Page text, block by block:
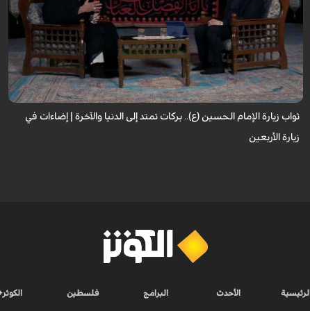
لا تقتصر زيارة الإمام الحسين (عليه السلام) على أداء شعيرةٍ إيمانية، بل تحمل في
طياتها ثوابًا عظيمًا وآثارًا مباركة تنعكس على حياة الزائر. فما هي النعم...
ثواب زيارة الإمام الحسين (ع).. بركات تمتد إلى الدنيا والآخرة | إضاءات في
زيارة الأربعين
الرئيسية الأحدث البرامج فلسطين